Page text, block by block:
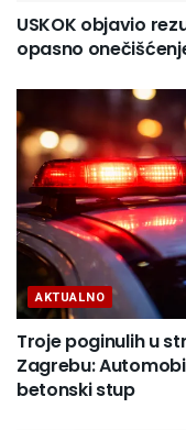
USKOK objavio
opasno
AKTUALNO
Troje poginulih u
Zagrebu:
betonski stup